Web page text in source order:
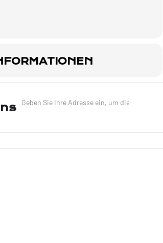
Address - Solo zu zweit - St. Pölten [jQE7DaXKt]